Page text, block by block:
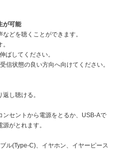
が可能
どを聴くことができます。
ばしてください。
信状態の良い方向へ向けてください。
し聴ける。
セントから電源をとるか、USB-Aで
がとれます。
ル(Type-C)、イヤホン、イヤーピース